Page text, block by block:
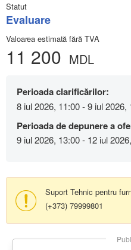
Statut
Evaluare
Valoarea estimată fără TVA
11 200 MDL
Perioada clarificărilor:
8 iul 2026, 11:00 - 9 iul 2026,
Perioada de depunere a
9 iul 2026, 13:00 - 12 iul
Suport Tehnic pentru
(+373) 79999801